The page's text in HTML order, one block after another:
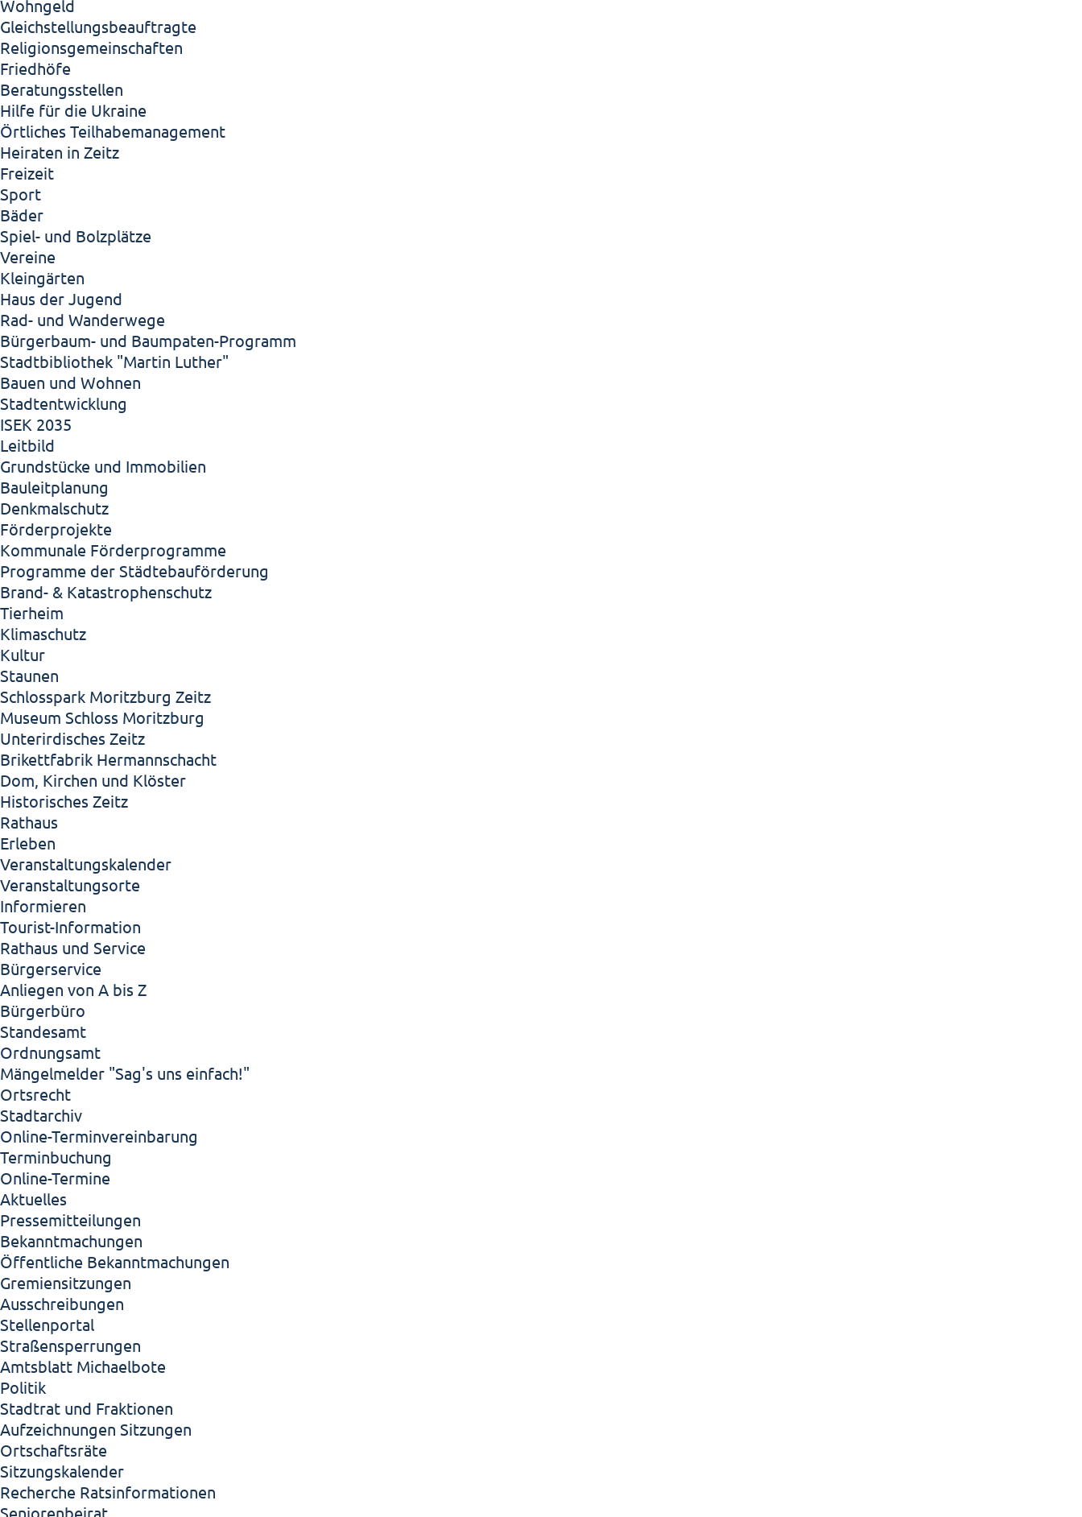
Wohngeld
Gleichstellungsbeauftragte
Religionsgemeinschaften
Friedhöfe
Beratungsstellen
Hilfe für die Ukraine
Örtliches Teilhabemanagement
Heiraten in Zeitz
Freizeit
Sport
Bäder
Spiel- und Bolzplätze
Vereine
Kleingärten
Haus der Jugend
Rad- und Wanderwege
Bürgerbaum- und Baumpaten-Programm
Stadtbibliothek "Martin Luther"
Bauen und Wohnen
Stadtentwicklung
ISEK 2035
Leitbild
Grundstücke und Immobilien
Bauleitplanung
Denkmalschutz
Förderprojekte
Kommunale Förderprogramme
Programme der Städtebauförderung
Brand- & Katastrophenschutz
Tierheim
Klimaschutz
Kultur
Staunen
Schlosspark Moritzburg Zeitz
Museum Schloss Moritzburg
Unterirdisches Zeitz
Brikettfabrik Hermannschacht
Dom, Kirchen und Klöster
Historisches Zeitz
Rathaus
Erleben
Veranstaltungskalender
Veranstaltungsorte
Informieren
Tourist-Information
Rathaus und Service
Bürgerservice
Anliegen von A bis Z
Bürgerbüro
Standesamt
Ordnungsamt
Mängelmelder "Sag's uns einfach!"
Ortsrecht
Stadtarchiv
Online-Terminvereinbarung
Terminbuchung
Online-Termine
Aktuelles
Pressemitteilungen
Bekanntmachungen
Öffentliche Bekanntmachungen
Gremiensitzungen
Ausschreibungen
Stellenportal
Straßensperrungen
Amtsblatt Michaelbote
Politik
Stadtrat und Fraktionen
Aufzeichnungen Sitzungen
Ortschaftsräte
Sitzungskalender
Recherche Ratsinformationen
Seniorenbeirat